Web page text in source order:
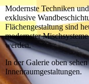
Modernste Techniken
exklusive
Flächengestaltung sind
modernster
werden.
In der Galerie oben
Innenraumgestaltungen.